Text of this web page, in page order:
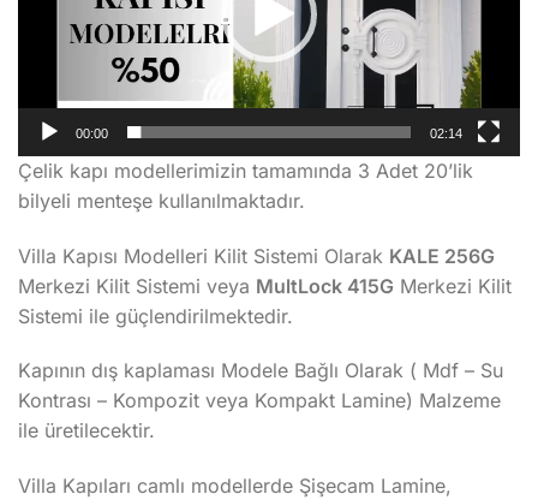
00:00 02:14
Çelik kapı modellerimizin tamamında 3 Adet 20’lik
bilyeli menteşe kullanılmaktadır.
Villa Kapısı Modelleri Kilit Sistemi Olarak KALE 256G
Merkezi Kilit Sistemi veya MultLock 415G Merkezi Kilit
Sistemi ile güçlendirilmektedir.
Kapının dış kaplaması Modele Bağlı Olarak ( Mdf – Su
Kontrası – Kompozit veya Kompakt Lamine) Malzeme
ile üretilecektir.
Villa Kapıları camlı modellerde Şişecam Lamine,